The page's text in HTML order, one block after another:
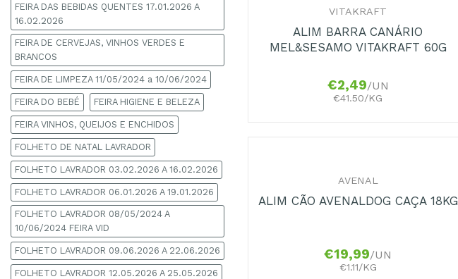
FEIRA DAS BEBIDAS QUENTES 17.01.2026 A
16.02.2026
FEIRA DE CERVEJAS, VINHOS VERDES E
BRANCOS
FEIRA DE LIMPEZA 11/05/2024 a 10/06/2024
FEIRA DO BEBÉ FEIRA HIGIENE E BELEZA
FEIRA VINHOS, QUEIJOS E ENCHIDOS
FOLHETO DE NATAL LAVRADOR
FOLHETO LAVRADOR 03.02.2026 A 16.02.2026
FOLHETO LAVRADOR 06.01.2026 A 19.01.2026
FOLHETO LAVRADOR 08/05/2024 A
10/06/2024 FEIRA VID
FOLHETO LAVRADOR 09.06.2026 A 22.06.2026
FOLHETO LAVRADOR 12.05.2026 A 25.05.2026
VITAKRAFT
ALIM BARRA CANÁRIO
MEL&SESAMO VITAKRAFT 60G
€2,49/UN
€41.50/KG
AVENAL
ALIM CÃO AVENALDOG CAÇA 18KG
€19,99/UN
€1.11/KG